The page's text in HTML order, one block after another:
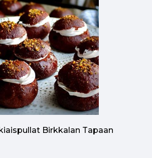
Birkkalan Tapaan